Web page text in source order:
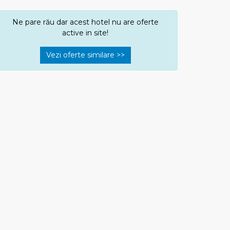
Ne pare rău dar acest hotel nu are oferte
active in site!
Vezi oferte similare >>